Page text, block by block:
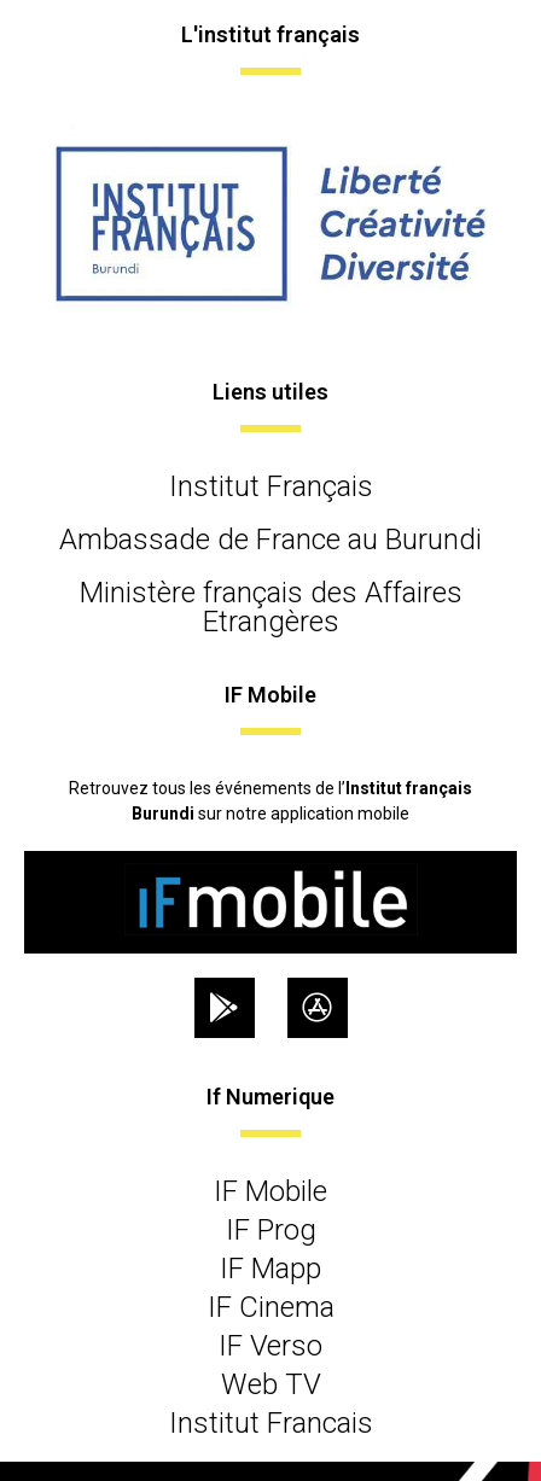
L'institut français
Liens utiles
Institut Français
Ambassade de France au Burundi
Ministère français des Affaires
Etrangères
IF Mobile
Retrouvez tous les événements de l’ Institut français
Burundi sur notre application mobile
If Numerique
IF Mobile
IF Prog
IF Mapp
IF Cinema
IF Verso
Web TV
Institut Francais